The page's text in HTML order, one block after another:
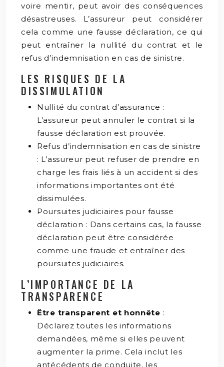
voire mentir, peut avoir des conséquences
désastreuses. L’assureur peut considérer
cela comme une fausse déclaration, ce qui
peut entraîner la nullité du contrat et le
refus d’indemnisation en cas de sinistre.
LES RISQUES DE LA
DISSIMULATION
Nullité du contrat d’assurance :
L’assureur peut annuler le contrat si la
fausse déclaration est prouvée.
Refus d’indemnisation en cas de sinistre
: L’assureur peut refuser de prendre en
charge les frais liés à un accident si des
informations importantes ont été
dissimulées.
Poursuites judiciaires pour fausse
déclaration : Dans certains cas, la fausse
déclaration peut être considérée
comme une fraude et entraîner des
poursuites judiciaires.
L’IMPORTANCE DE LA
TRANSPARENCE
Être transparent et honnête :
Déclarez toutes les informations
demandées, même si elles peuvent
augmenter la prime. Cela inclut les
antécédents de conduite, les